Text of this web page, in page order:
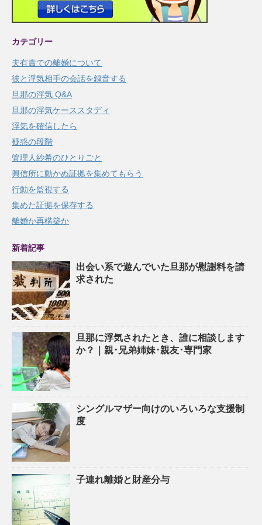
カテゴリー
夫有責での離婚について
彼と浮気相手の会話を録音する
旦那の浮気 Q&A
旦那の浮気ケーススタディ
浮気を確信したら
疑惑の段階
管理人紗希のひとりごと
興信所に動かぬ証拠を集めてもらう
行動を監視する
集めた証拠を保存する
離婚か再構築か
新着記事
出会い系で遊んでいた旦那が慰謝料を請
求された
旦那に浮気されたとき、誰に相談します
か？｜親･兄弟姉妹･親友･専門家
シングルマザー向けのいろいろな支援制
度
子連れ離婚と財産分与